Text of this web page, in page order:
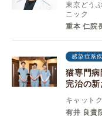
東京どう
ニック
重本 仁院
感染症系
猫専門
完治の
キャット
有井 良貴